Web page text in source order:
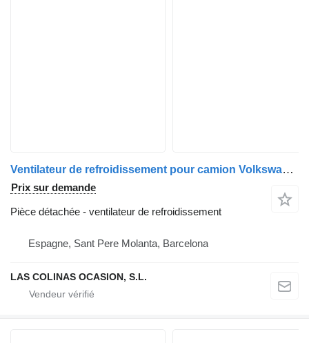
Ventilateur de refroidissement pour camion Volkswagen T5 Transporter Furgón/Combi (7H)(04.2003->)
Prix sur demande
Pièce détachée - ventilateur de refroidissement
Espagne, Sant Pere Molanta, Barcelona
LAS COLINAS OCASION, S.L.